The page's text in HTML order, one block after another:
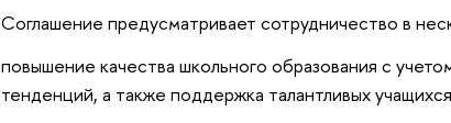
Соглашение предусматривает сотрудничество в
повышение качества школьного образования с
тенденций, а также поддержка талантливых